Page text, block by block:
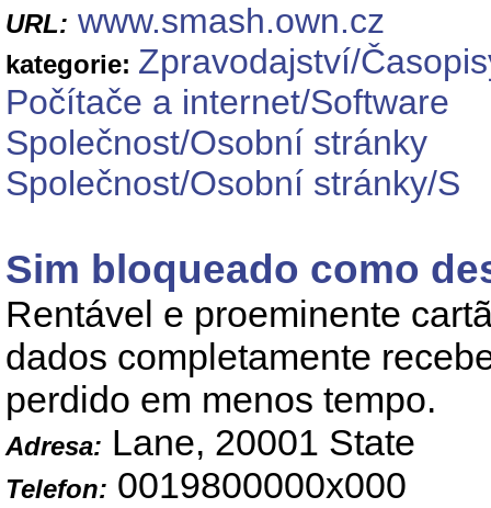
URL: www.smash.own.cz
kategorie: Zpravodajství/
Počítače a internet/Software
Společnost/Osobní stránky
Společnost/Osobní stránky/S
Sim bloqueado como
Rentável e proeminente
dados completamente
perdido em menos tempo.
Adresa: Lane, 20001 State
Telefon: 0019800000x000